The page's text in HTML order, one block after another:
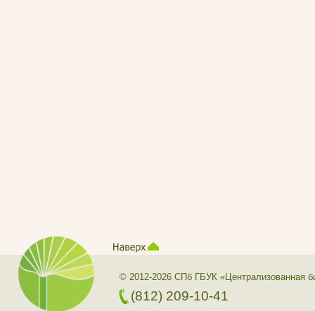
© 2012-2026 СПб ГБУК «Централизованная
(812) 209-10-41